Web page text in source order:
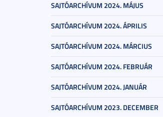
SAJTÓARCHÍVUM 2024. MÁJUS
SAJTÓARCHÍVUM 2024. ÁPRILIS
SAJTÓARCHÍVUM 2024. MÁRCIUS
SAJTÓARCHÍVUM 2024. FEBRUÁR
SAJTÓARCHÍVUM 2024. JANUÁR
SAJTÓARCHÍVUM 2023. DECEMBER